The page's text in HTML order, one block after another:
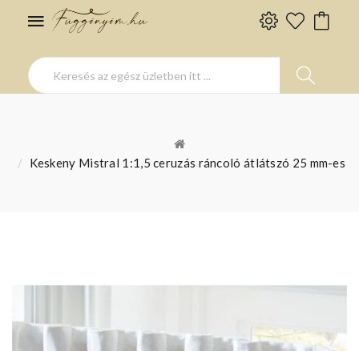
Keskeny Mistral 1:1,5 ceruzás ráncoló átlátszó 25 mm-es